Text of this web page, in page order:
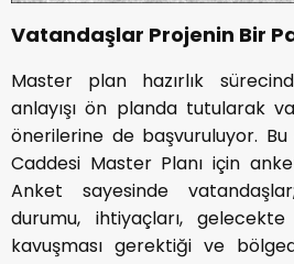
Vatandaşlar Projenin Bir
Master plan hazırlık
anlayışı ön planda tutularak
önerilerine de başvuruluyor.
Caddesi Master Planı için
Anket sayesinde
durumu, ihtiyaçları,
kavuşması gerektiği ve